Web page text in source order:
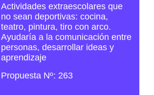
Actividades extraescolares que
no sean deportivas: cocina,
teatro, pintura, tiro con arco.
Ayudaría a la comunicación entre
personas, desarrollar ideas y
aprendizaje
Propuesta Nº: 263